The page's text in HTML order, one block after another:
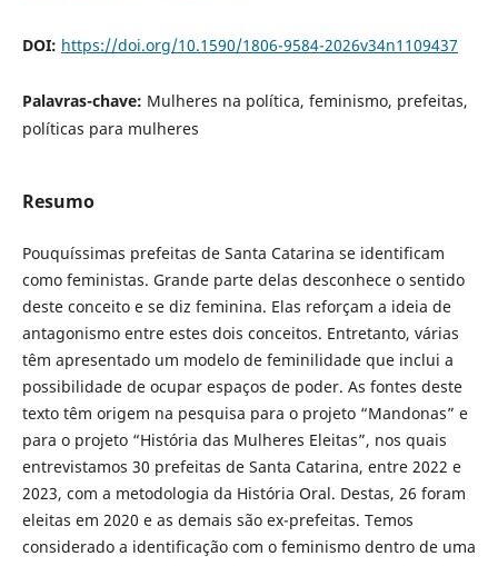
DOI: https://doi.org/10.1590/1806-9584-2026v34n1109437
Palavras-chave: Mulheres na política, feminismo, prefeitas,
políticas para mulheres
Resumo
Pouquíssimas prefeitas de Santa Catarina se identificam
como feministas. Grande parte delas desconhece o sentido
deste conceito e se diz feminina. Elas reforçam a ideia de
antagonismo entre estes dois conceitos. Entretanto, várias
têm apresentado um modelo de feminilidade que inclui a
possibilidade de ocupar espaços de poder. As fontes deste
texto têm origem na pesquisa para o projeto “Mandonas” e
para o projeto “História das Mulheres Eleitas”, nos quais
entrevistamos 30 prefeitas de Santa Catarina, entre 2022 e
2023, com a metodologia da História Oral. Destas, 26 foram
eleitas em 2020 e as demais são ex-prefeitas. Temos
considerado a identificação com o feminismo dentro de uma